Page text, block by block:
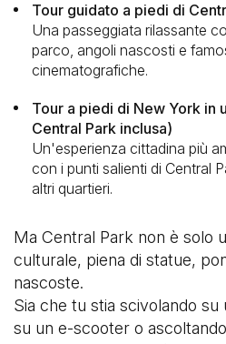
Tour guidato a piedi di
Una passeggiata rilassante
parco, angoli nascosti e
cinematografiche.
Tour a piedi di New York in
Central Park inclusa)
Un'esperienza cittadina più
con i punti salienti di Central
altri quartieri.
Ma Central Park non è solo
culturale, piena di statue,
nascoste.
Sia che tu stia scivolando
su un e-scooter o